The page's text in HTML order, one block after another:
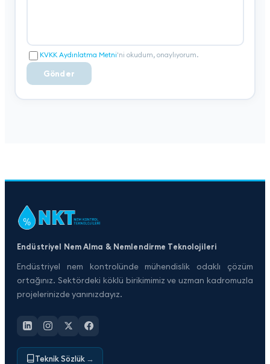
KVKK Aydınlatma Metni'ni okudum, onaylıyorum.
Gönder
Endüstriyel Nem Alma & Nemlendirme Teknolojileri
Endüstriyel nem kontrolünde mühendislik odaklı çözüm
ortağınız. Sektördeki köklü birikimimiz ve uzman kadromuzla
projelerinizde yanınızdayız.
Teknik Sözlük →